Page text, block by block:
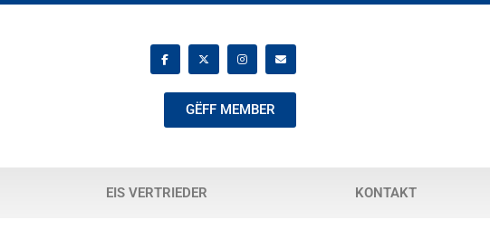
GËFF MEMBER
EIS VERTRIEDER KONTAKT